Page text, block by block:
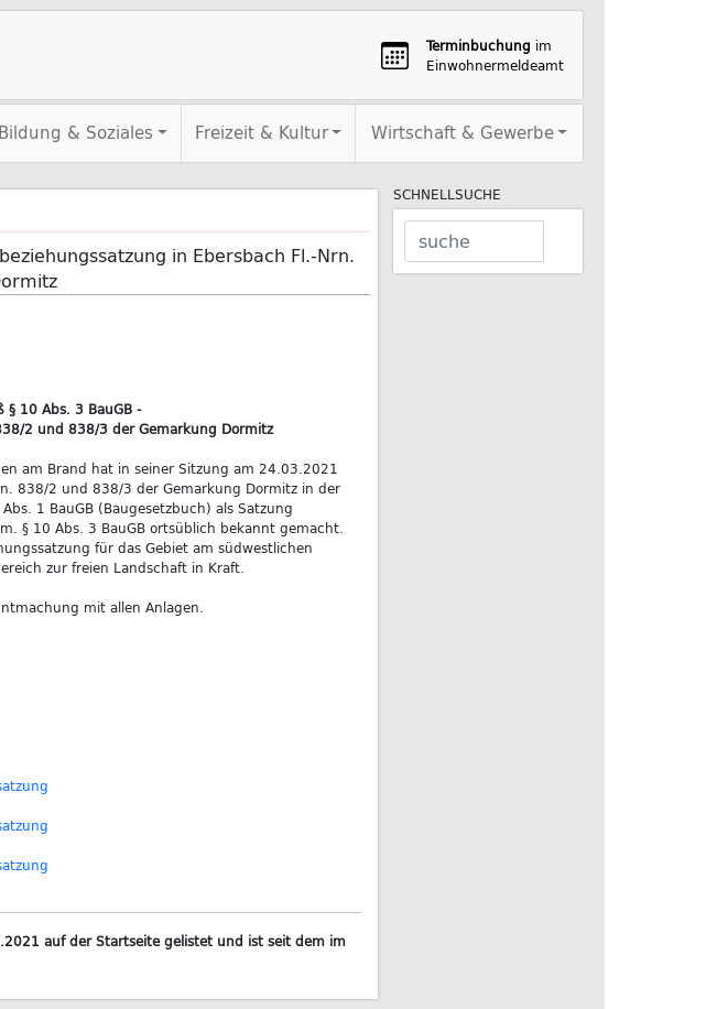
Terminbuchung im
Einwohnermeldeamt
Bildung & Soziales Freizeit & Kultur Wirtschaft & Gewerbe
in Ebersbach Fl.-Nrn.
10 Abs. 3 BauGB -
2 und 838/3 der Gemarkung Dormitz
am Brand hat in seiner Sitzung am 24.03.2021
838/2 und 838/3 der Gemarkung Dormitz in der
1 BauGB (Baugesetzbuch) als Satzung
§ 10 Abs. 3 BauGB ortsüblich bekannt gemacht.
für das Gebiet am südwestlichen
zur freien Landschaft in Kraft.
mit allen Anlagen.
auf der Startseite gelistet und ist seit dem im
SCHNELLSUCHE